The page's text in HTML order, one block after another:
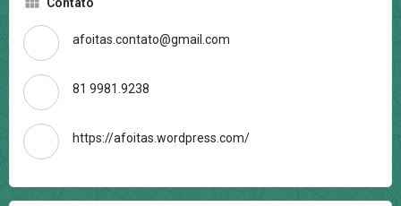
Contato
afoitas.contato@gmail.com
81 9981.9238
https://afoitas.wordpress.com/